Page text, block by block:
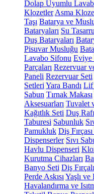
Dolap Uyumlu
Klozetler Asma
Taşı Batarya ve
Bataryaları Su
Duş Bataryaları
Pisuvar Musluğu
Lavabo Sifonu Eviye
Parçaları Rezervuar
Paneli Rezervuar Seti
Setleri Yara Bandı Lif
Sabun Tırnak Makası
Aksesuarları Tuvalet
Kağıtlık Seti Duş Rafı
Taburesi Sabunluk
Pamukluk Diş
Dispenserler Sıvı
Havlu Dispenseri
Kurutma Cihazları
Banyo Seti Diş
Perde Askısı Yaşlı
Havalandırma ve